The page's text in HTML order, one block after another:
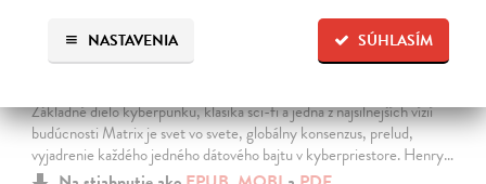
SÚHLASÍM
NASTAVENIA
Neuromant
Základné dielo kyberpunku, klasika sci-fi a jedna z najsilnejších vízií
budúcnosti Matrix je svet vo svete, globálny konsenzus, prelud,
vyjadrenie každého jedného dátového bajtu v kyberpriestore. Henry…